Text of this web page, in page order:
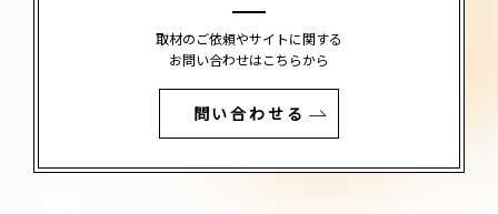
取材のご依頼やサイトに関する
お問い合わせはこちらから
問い合わせる